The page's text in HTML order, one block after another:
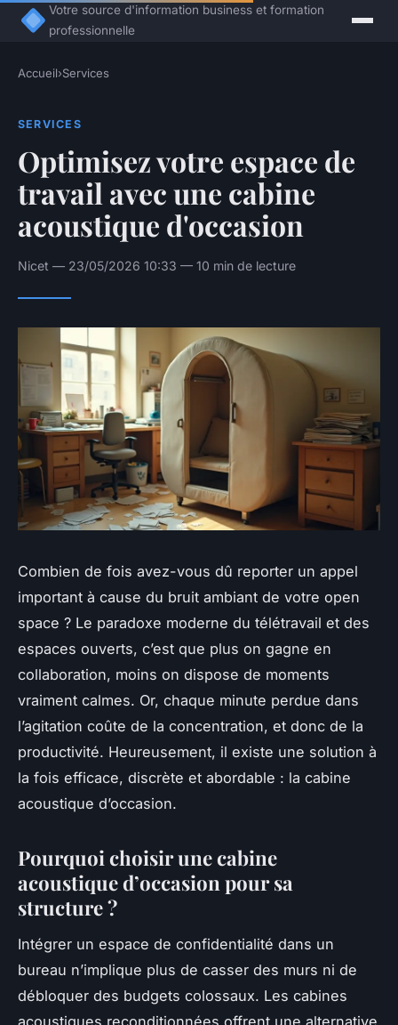
Votre source d'information business et formation
professionnelle
Accueil›Services
SERVICES
Optimisez votre espace de
travail avec une cabine
acoustique d'occasion
Nicet — 23/05/2026 10:33 — 10 min de lecture
Combien de fois avez-vous dû reporter un appel
important à cause du bruit ambiant de votre open
space ? Le paradoxe moderne du télétravail et des
espaces ouverts, c’est que plus on gagne en
collaboration, moins on dispose de moments
vraiment calmes. Or, chaque minute perdue dans
l’agitation coûte de la concentration, et donc de la
productivité. Heureusement, il existe une solution à
la fois efficace, discrète et abordable : la cabine
acoustique d’occasion.
Pourquoi choisir une cabine
acoustique d’occasion pour sa
structure ?
Intégrer un espace de confidentialité dans un
bureau n’implique plus de casser des murs ni de
débloquer des budgets colossaux. Les cabines